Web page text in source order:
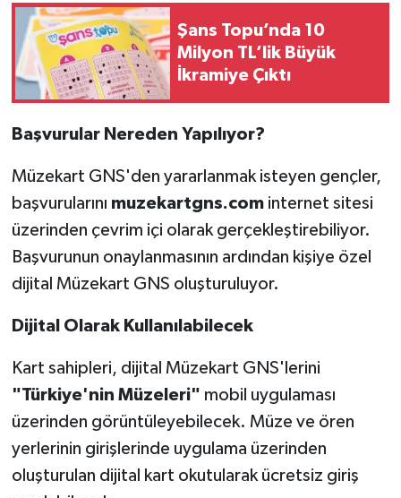
Şans Topu’nda 10
Milyon TL’lik Büyük
İkramiye Çıktı
Başvurular Nereden Yapılıyor?
Müzekart GNS'den yararlanmak isteyen gençler,
başvurularını muzekartgns.cominternet sitesi
üzerinden çevrim içi olarak gerçekleştirebiliyor.
Başvurunun onaylanmasının ardından kişiye özel
dijital Müzekart GNS oluşturuluyor.
Dijital Olarak Kullanılabilecek
Kart sahipleri, dijital Müzekart GNS'lerini
"Türkiye'nin Müzeleri" mobil uygulaması
üzerinden görüntüleyebilecek. Müze ve ören
yerlerinin girişlerinde uygulama üzerinden
oluşturulan dijital kart okutularak ücretsiz giriş